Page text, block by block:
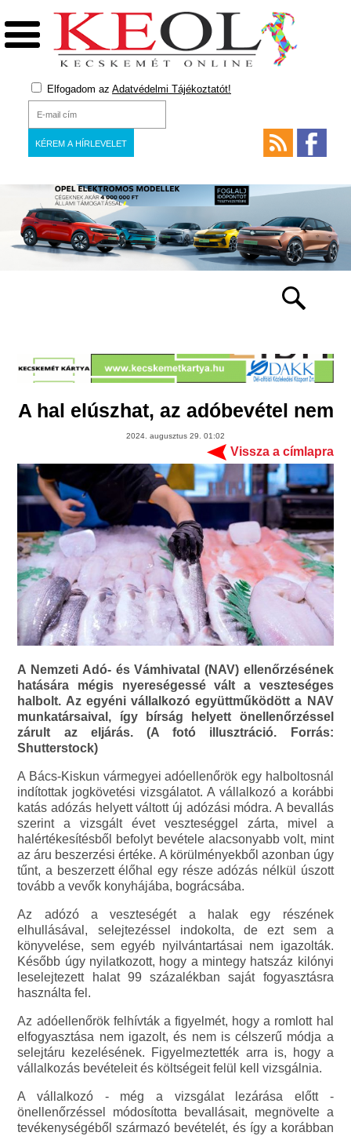
Elfogadom az Adatvédelmi Tájékoztatót!
A hal elúszhat, az adóbevétel nem
2024. augusztus 29. 01:02
Vissza a címlapra
A Nemzeti Adó- és Vámhivatal (NAV) ellenőrzésének
hatására mégis nyereségessé vált a veszteséges
halbolt. Az egyéni vállalkozó együttműködött a NAV
munkatársaival, így bírság helyett önellenőrzéssel
zárult az eljárás. (A fotó illusztráció. Forrás:
Shutterstock)
A Bács-Kiskun vármegyei adóellenőrök egy halboltosnál
indítottak jogkövetési vizsgálatot. A vállalkozó a korábbi
katás adózás helyett váltott új adózási módra. A bevallás
szerint a vizsgált évet veszteséggel zárta, mivel a
halértékesítésből befolyt bevétele alacsonyabb volt, mint
az áru beszerzési értéke. A körülményekből azonban úgy
tűnt, a beszerzett élőhal egy része adózás nélkül úszott
tovább a vevők konyhájába, bográcsába.
Az adózó a veszteségét a halak egy részének
elhullásával, selejtezéssel indokolta, de ezt sem a
könyvelése, sem egyéb nyilvántartásai nem igazolták.
Később úgy nyilatkozott, hogy a mintegy hatszáz kilónyi
leselejtezett halat 99 százalékban saját fogyasztásra
használta fel.
Az adóellenőrök felhívták a figyelmét, hogy a romlott hal
elfogyasztása nem igazolt, és nem is célszerű módja a
selejtáru kezelésének. Figyelmeztették arra is, hogy a
vállalkozás bevételeit és költségeit felül kell vizsgálnia.
A vállalkozó - még a vizsgálat lezárása előtt -
önellenőrzéssel módosította bevallásait, megnövelte a
tevékenységéből származó bevételét, és így a korábban